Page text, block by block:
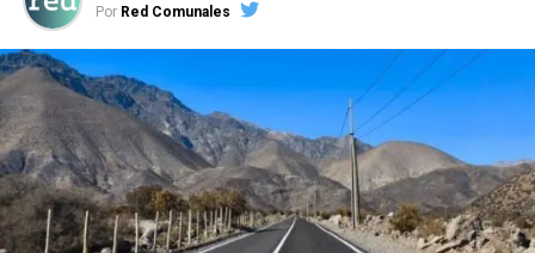
Por Red Comunales